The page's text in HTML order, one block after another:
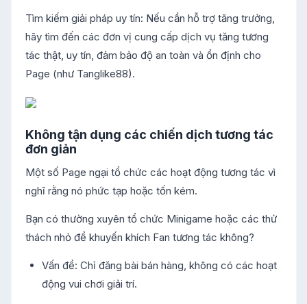
Tìm kiếm giải pháp uy tín: Nếu cần hỗ trợ tăng trưởng,
hãy tìm đến các đơn vị cung cấp dịch vụ tăng tương
tác thật, uy tín, đảm bảo độ an toàn và ổn định cho
Page (như Tanglike88).
Không tận dụng các chiến dịch tương tác
đơn giản
Một số Page ngại tổ chức các hoạt động tương tác vì
nghĩ rằng nó phức tạp hoặc tốn kém.
Bạn có thường xuyên tổ chức Minigame hoặc các thử
thách nhỏ để khuyến khích Fan tương tác không?
Vấn đề: Chỉ đăng bài bán hàng, không có các hoạt
động vui chơi giải trí.